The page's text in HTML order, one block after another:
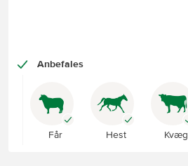
Anbefales
Får Hest Kvæg